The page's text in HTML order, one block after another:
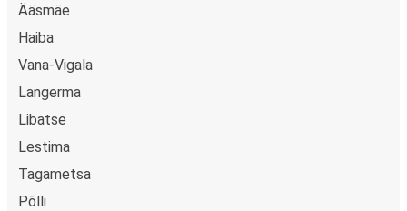
Ääsmäe
Haiba
Vana-Vigala
Langerma
Libatse
Lestima
Tagametsa
Põlli